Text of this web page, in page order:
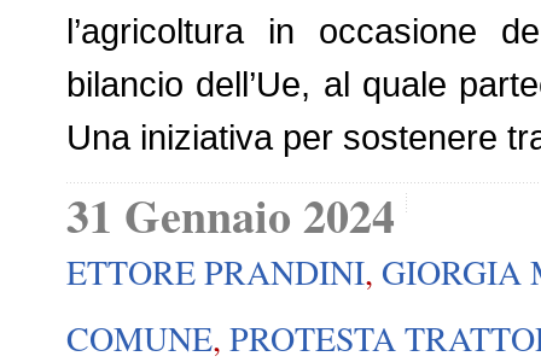
l’agricoltura in occasione
bilancio dell’Ue, al quale
Una iniziativa per sostenere
31 Gennaio 2024
ETTORE PRANDINI, GIORGIA
COMUNE, PROTESTA